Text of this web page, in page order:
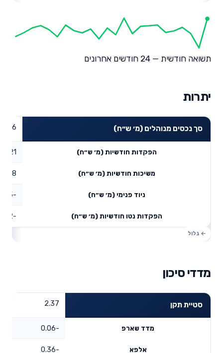
תשואה חודשית — 24 חודשים אחרונים
יתרות
סך נכסים מנוהלים (מ׳ ש״ח)
הפקדות חודשיות (מ׳ ש״ח) 0.21
משיכות חודשיות (מ׳ ש״ח) 0.18
ניוד פנימי (מ׳ ש״ח) -0.45
הפקדות נטו חודשיות (מ׳ ש״ח) -0.42
מדדי סיכון
סטיית תקן 2.37
מדד שארפ -0.06
אלפא -0.36